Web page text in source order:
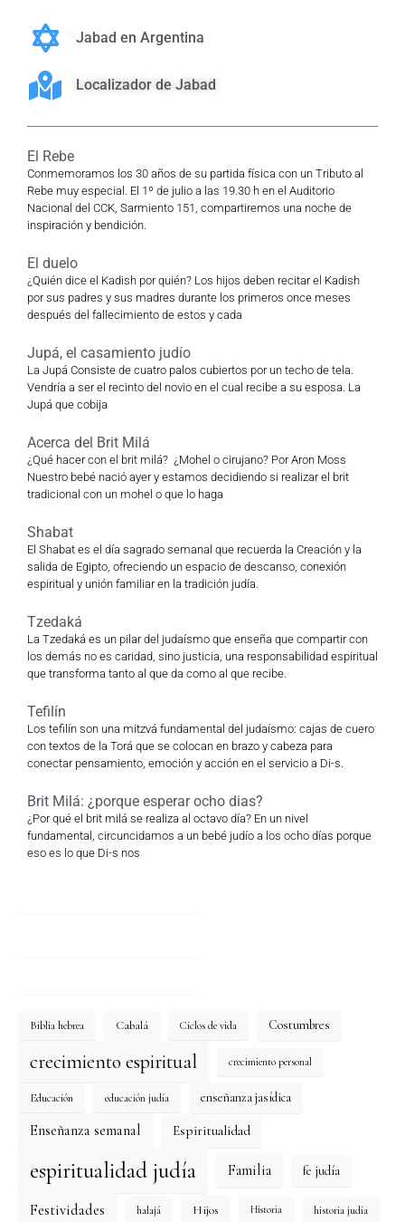
Jabad en Argentina
Localizador de Jabad
El Rebe
Conmemoramos los 30 años de su partida física con un Tributo al
Rebe muy especial. El 1º de julio a las 19.30 h en el Auditorio
Nacional del CCK, Sarmiento 151, compartiremos una noche de
inspiración y bendición.
El duelo
¿Quién dice el Kadish por quién? Los hijos deben recitar el Kadish
por sus padres y sus madres durante los primeros once meses
después del fallecimiento de estos y cada
Jupá, el casamiento judío
La Jupá Consiste de cuatro palos cubiertos por un techo de tela.
Vendría a ser el recinto del novio en el cual recibe a su esposa. La
Jupá que cobija
Acerca del Brit Milá
¿Qué hacer con el brit milá? ¿Mohel o cirujano? Por Aron Moss
Nuestro bebé nació ayer y estamos decidiendo si realizar el brit
tradicional con un mohel o que lo haga
Shabat
El Shabat es el día sagrado semanal que recuerda la Creación y la
salida de Egipto, ofreciendo un espacio de descanso, conexión
espiritual y unión familiar en la tradición judía.
Tzedaká
La Tzedaká es un pilar del judaísmo que enseña que compartir con
los demás no es caridad, sino justicia, una responsabilidad espiritual
que transforma tanto al que da como al que recibe.
Tefilín
Los tefilín son una mitzvá fundamental del judaísmo: cajas de cuero
con textos de la Torá que se colocan en brazo y cabeza para
conectar pensamiento, emoción y acción en el servicio a Di-s.
Brit Milá: ¿porque esperar ocho dias?
¿Por qué el brit milá se realiza al octavo día? En un nivel
fundamental, circuncidamos a un bebé judío a los ocho días porque
eso es lo que Di-s nos
Biblia hebrea Cabalá Ciclos de vida Costumbres
crecimiento espiritual crecimiento personal
Educación educación judía enseñanza jasídica
Enseñanza semanal Espiritualidad
espiritualidad judía Familia fe judía
Festividades halajá Hijos Historia historia judía